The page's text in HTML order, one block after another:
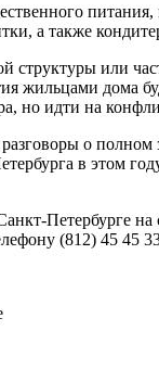
питания,
а также
структуры или
жильцами дома
но идти на
о
в этом
Петербурге на
(812) 45 45